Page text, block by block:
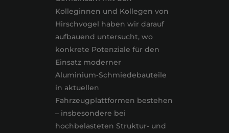
Kolleginnen und Kollegen von
Hirschvogel haben wir darauf
aufbauend untersucht, wo
konkrete Potenziale für den
Einsatz moderner
Aluminium‑Schmiedebauteile
in aktuellen
Fahrzeugplattformen bestehen
– insbesondere bei
hochbelasteten Struktur‑ und